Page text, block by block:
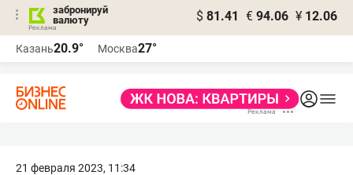
забронируй
валюту
$ 81.41 € 94.06 ¥ 12.06
Казань20.9° Москва27°
21 февраля 2023, 11:34